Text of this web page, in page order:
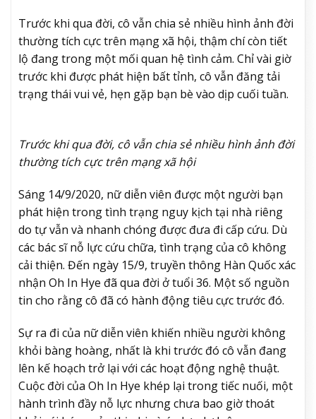
Trước khi qua đời, cô vẫn chia sẻ nhiều hình ảnh đời
thường tích cực trên mạng xã hội, thậm chí còn tiết
lộ đang trong một mối quan hệ tình cảm. Chỉ vài giờ
trước khi được phát hiện bất tỉnh, cô vẫn đăng tải
trạng thái vui vẻ, hẹn gặp bạn bè vào dịp cuối tuần.
Trước khi qua đời, cô vẫn chia sẻ nhiều hình ảnh đời
thường tích cực trên mạng xã hội
Sáng 14/9/2020, nữ diễn viên được một người bạn
phát hiện trong tình trạng nguy kịch tại nhà riêng
do tự vẫn và nhanh chóng được đưa đi cấp cứu. Dù
các bác sĩ nỗ lực cứu chữa, tình trạng của cô không
cải thiện. Đến ngày 15/9, truyền thông Hàn Quốc xác
nhận Oh In Hye đã qua đời ở tuổi 36. Một số nguồn
tin cho rằng cô đã có hành động tiêu cực trước đó.
Sự ra đi của nữ diễn viên khiến nhiều người không
khỏi bàng hoàng, nhất là khi trước đó cô vẫn đang
lên kế hoạch trở lại với các hoạt động nghệ thuật.
Cuộc đời của Oh In Hye khép lại trong tiếc nuối, một
hành trình đầy nỗ lực nhưng chưa bao giờ thoát